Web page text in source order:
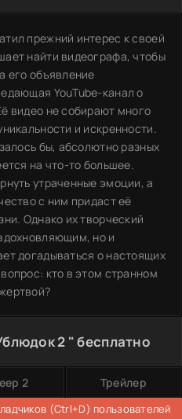
прежний интерес к своей
найти видеографа, чтобы
его объявление
YouTube-канал о
видео не собирают много
и искренности.
бы, абсолютно разных
на что-то большее.
утраченные эмоции, а
с ним придаст её
Однако их творческий
но и
догадываться о настоящих
кто в этом странном
2 " бесплатно
2 Трейлер
(Ctrl+D) пользователей